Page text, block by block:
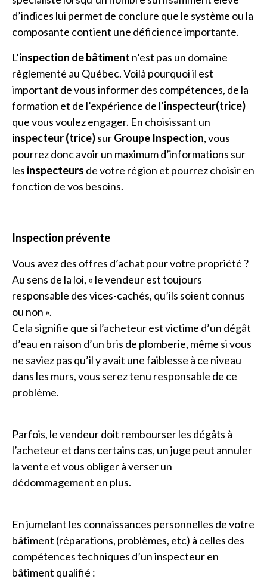
d’indices lui permet de conclure que le système ou la
composante contient une déficience importante.
L’inspection de bâtiment n’est pas un domaine
règlementé au Québec. Voilà pourquoi il est
important de vous informer des compétences, de la
formation et de l’expérience de l’inspecteur(trice)
que vous voulez engager. En choisissant un
inspecteur (trice)surGroupe Inspection, vous
pourrez donc avoir un maximum d’informations sur
les inspecteurs de votre région et pourrez choisir en
fonction de vos besoins.
Inspection prévente
Vous avez des offres d’achat pour votre propriété ?
Au sens de la loi, « le vendeur est toujours
responsable des vices-cachés, qu’ils soient connus
ou non ».
Cela signifie que si l’acheteur est victime d’un dégât
d’eau en raison d’un bris de plomberie, même si vous
ne saviez pas qu’il y avait une faiblesse à ce niveau
dans les murs, vous serez tenu responsable de ce
problème.
Parfois, le vendeur doit rembourser les dégâts à
l’acheteur et dans certains cas, un juge peut annuler
la vente et vous obliger à verser un
dédommagement en plus.
En jumelant les connaissances personnelles de votre
bâtiment (réparations, problèmes, etc) à celles des
compétences techniques d’un inspecteur en
bâtiment qualifié :